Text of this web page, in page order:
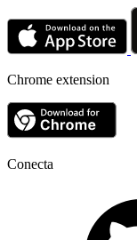
Chrome extension
Conecta